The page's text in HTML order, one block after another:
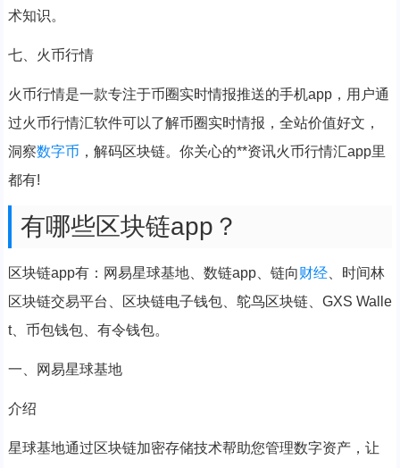
术知识。
七、火币行情
火币行情是一款专注于币圈实时情报推送的手机app，用户通
过火币行情汇软件可以了解币圈实时情报，全站价值好文，
洞察数字币 ，解码区块链。你关心的**资讯火币行情汇app里
都有!
有哪些区块链app？
区块链app有：网易星球基地、数链app、链向财经、时间林
区块链交易平台、区块链电子钱包、鸵鸟区块链、GXS Walle
t、币包钱包、有令钱包。
一、网易星球基地
介绍
星球基地通过区块链加密存储技术帮助您管理数字资产，让